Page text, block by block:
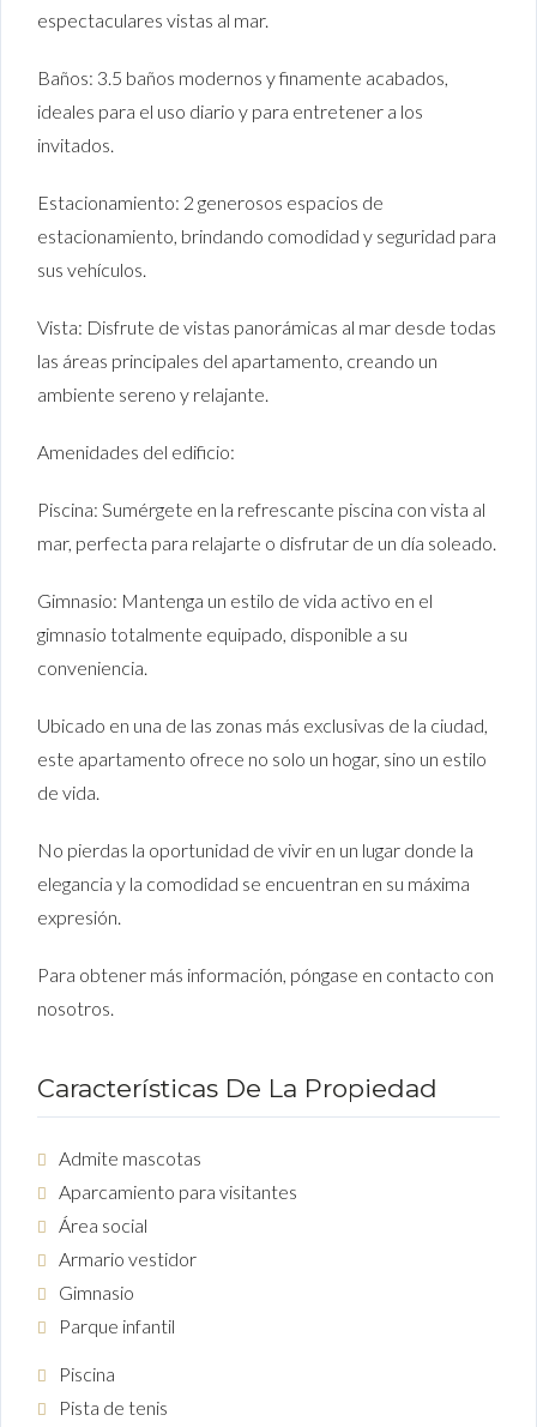
espectaculares vistas al mar.
Baños: 3.5 baños modernos y finamente acabados,
ideales para el uso diario y para entretener a los
invitados.
Estacionamiento: 2 generosos espacios de
estacionamiento, brindando comodidad y seguridad para
sus vehículos.
Vista: Disfrute de vistas panorámicas al mar desde todas
las áreas principales del apartamento, creando un
ambiente sereno y relajante.
Amenidades del edificio:
Piscina: Sumérgete en la refrescante piscina con vista al
mar, perfecta para relajarte o disfrutar de un día soleado.
Gimnasio: Mantenga un estilo de vida activo en el
gimnasio totalmente equipado, disponible a su
conveniencia.
Ubicado en una de las zonas más exclusivas de la ciudad,
este apartamento ofrece no solo un hogar, sino un estilo
de vida.
No pierdas la oportunidad de vivir en un lugar donde la
elegancia y la comodidad se encuentran en su máxima
expresión.
Para obtener más información, póngase en contacto con
nosotros.
Características De La Propiedad
Admite mascotas
Aparcamiento para visitantes
Área social
Armario vestidor
Gimnasio
Parque infantil
Piscina
Pista de tenis